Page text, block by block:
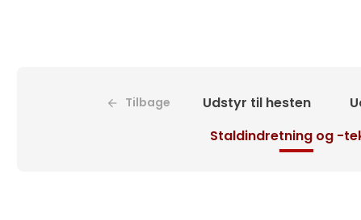
Tilbage Udstyr til hesten
Staldindretning og -